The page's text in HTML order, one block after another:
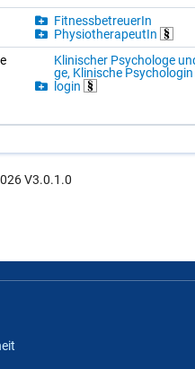
Fit­ness­be­treue­rIn
Phy­sio­the­ra­peu­tIn
Kli­ni­scher Psy­cho­lo­ge
ge, Kli­ni­sche
lo­gin
V3.0.1.0